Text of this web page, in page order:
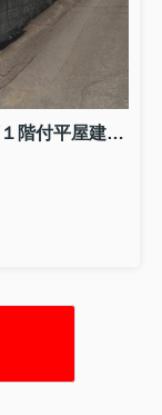
網走郡津別町字豊永２５番地１ 地下１階付平屋建中古売家